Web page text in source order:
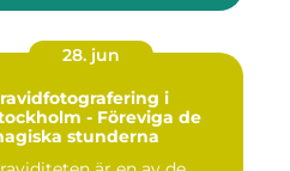
28. jun
i
- Föreviga de
stunderna